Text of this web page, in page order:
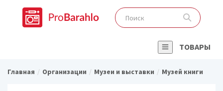
ТОВАРЫ
Главная Организации Музеи и выставки Музей книги